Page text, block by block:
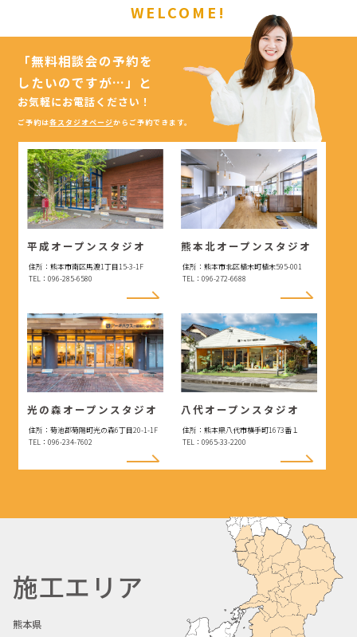
WELCOME!
「無料相談会の予約を
したいのですが…」
と
お気軽にお電話ください！
ご予約は各スタジオページからご予約できます。
平成オープンスタジオ
住所：熊本市南区馬渡1丁目15-3-1F
TEL：096-285-6580
熊本北オープンスタジオ
住所：熊本市北区植木町植木595-001
TEL：096-272-6688
光の森オープンスタジオ
住所：菊池郡菊陽町光の森6丁目20-1-1F
TEL：096-234-7602
八代オープンスタジオ
住所：熊本県八代市横手町1673番１
TEL：0965-33-2200
施工エリア
熊本県